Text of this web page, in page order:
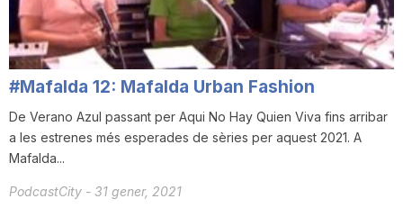
#Mafalda 12: Mafalda Urban Fashion
De Verano Azul passant per Aqui No Hay Quien Viva fins arribar
a les estrenes més esperades de sèries per aquest 2021. A
Mafalda...
PodcastCity - 31 gener, 2021